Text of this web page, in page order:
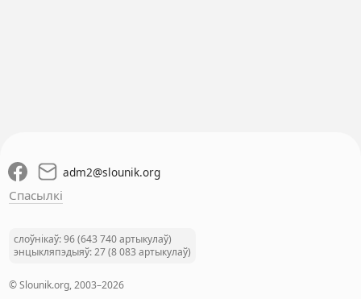
adm2@slounik.org
Спасылкі
слоўнікаў: 96 (643 740 артыкулаў)
энцыкляпэдыяў: 27 (8 083 артыкулаў)
© Slounik.org, 2003–2026